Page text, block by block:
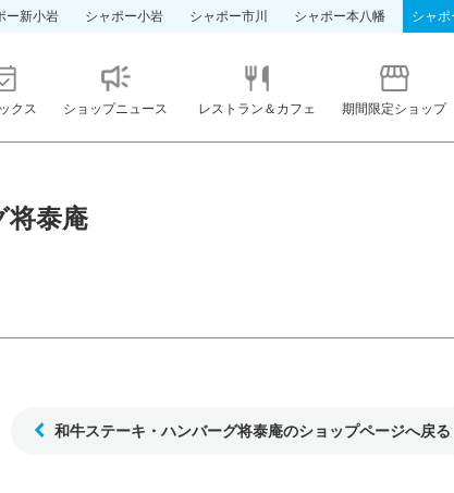
ー新小岩 シャポー小岩 シャポー市川 シャポー本八幡 シャ
クス ショップニュース レストラン＆カフェ 期間限定ショップ
将泰庵
和牛ステーキ・ハンバーグ将泰庵のショップページへ戻る